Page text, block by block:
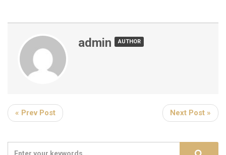
admin AUTHOR
« Prev Post Next Post »